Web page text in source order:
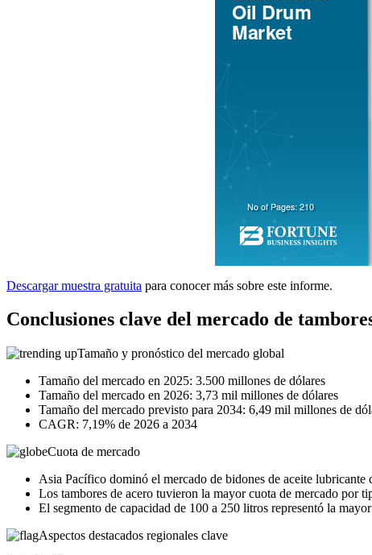
Descargar muestra gratuita para conocer más sobre este informe.
Conclusiones clave del mercado de
Tamaño y pronóstico del mercado global
Tamaño del mercado en 2025: 3.500 millones de dólares
Tamaño del mercado en 2026: 3,73 mil millones de dólares
Tamaño del mercado previsto para 2034: 6,49 mil millones de
CAGR: 7,19% de 2026 a 2034
Cuota de mercado
Asia Pacífico dominó el mercado de bidones de aceite
Los tambores de acero tuvieron la mayor cuota de mercado por
El segmento de capacidad de 100 a 250 litros representó la
Aspectos destacados regionales clave